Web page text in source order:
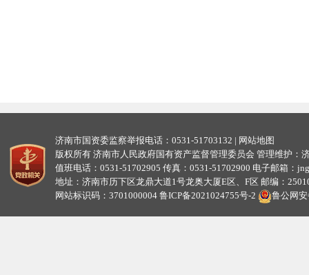
济南市国资委监察举报电话：0531-51703132 | 网站地图
版权所有 济南市人民政府国有资产监督管理委员会 管理维护：
值班电话：0531-51702905 传真：0531-51702900 电子邮箱：
地址：济南市历下区龙鼎大道1号龙奥大厦E区、F区 邮编：
网站标识码：3701000004 鲁ICP备2021024755号-2 鲁公网